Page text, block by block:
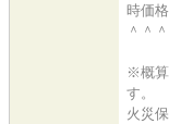
時価
＾＾
※概算
す。
火災